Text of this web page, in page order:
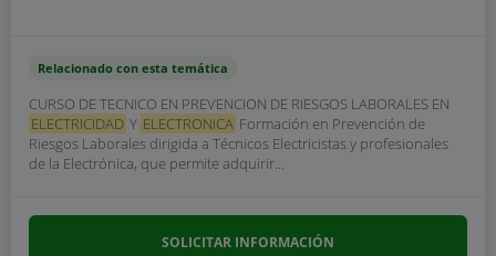
Relacionado con esta temática
CURSO DE TECNICO EN PREVENCION DE RIESGOS LABORALES EN
ELECTRICIDAD Y ELECTRONICA Formación en Prevención de
Riesgos Laborales dirigida a Técnicos Electricistas y profesionales
de la Electrónica, que permite adquirir...
SOLICITAR INFORMACIÓN